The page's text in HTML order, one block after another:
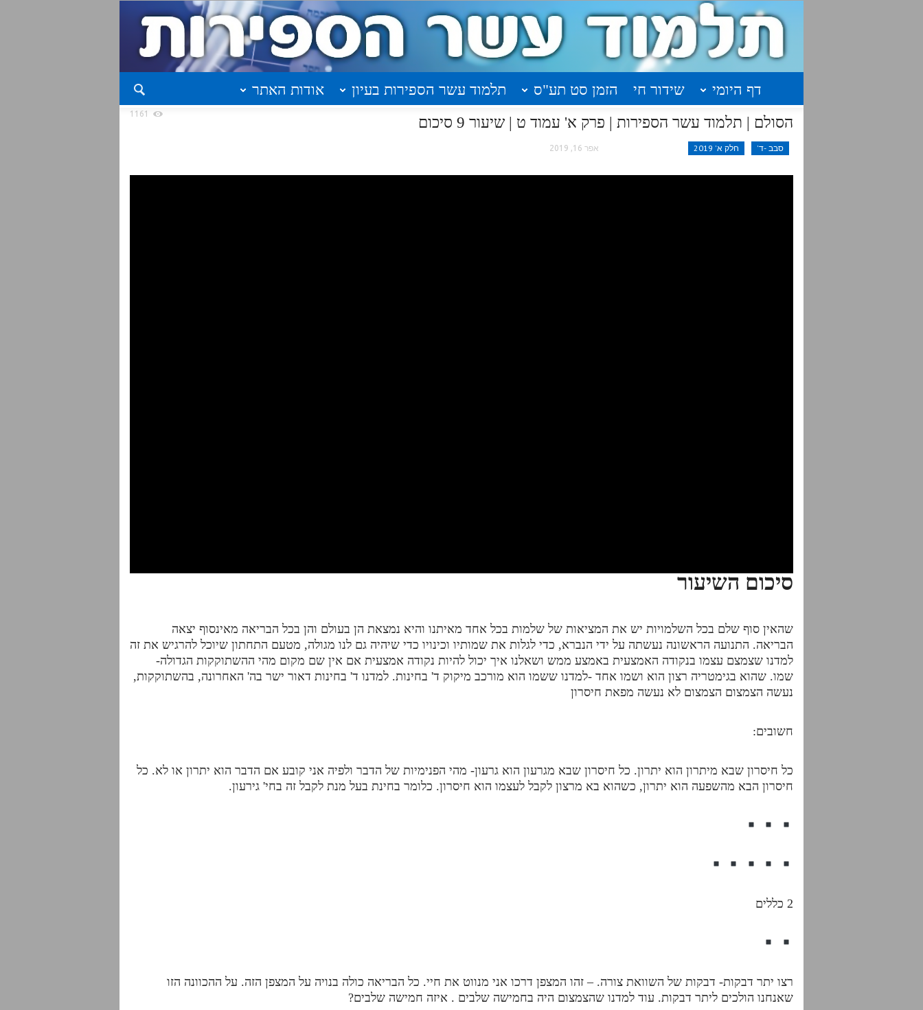
דף היומי שידור חי הזמן סט תע"ס תלמוד עשר הספירות בעיון
אודות האתר
הסולם | תלמוד עשר הספירות | פרק א' עמוד ט | שיעור 9 סיכום
סבב -ד' חלק א' 2019 אפר 16, 2019
1161
סיכום השיעור
שהאין סוף שלם בכל השלמויות יש את המציאות של שלמות בכל אחד מאיתנו והיא נמצאת הן בעולם והן בכל הבריאה מאינסוף יצאה
הבריאה. התנועה הראשונה נעשתה על ידי הנברא, כדי לגלות את שמותיו וכינויו כדי שיהיה גם לנו מגולה, מטעם התחתון שיוכל להרגיש את זה
למדנו שצמצם עצמו בנקודה האמצעית באמצע ממש ושאלנו איך יכול להיות נקודה אמצעית אם אין שם מקום מהי ההשתוקקות הגדולה-
שמו. שהוא בגימטריה רצון הוא ושמו אחד -למדנו ששמו הוא מורכב מיקוק ד' בחינות. למדנו ד' בחינות דאור ישר בה' האחרונה, בהשתוקקות,
נעשה הצמצום הצמצום לא נעשה מפאת חיסרון
חשובים:
כל חיסרון שבא מיתרון הוא יתרון. כל חיסרון שבא מגרעון הוא גרעון- מהי הפנימיות של הדבר ולפיה אני קובע אם הדבר הוא יתרון או לא. כל
חיסרון הבא מהשפעה הוא יתרון, כשהוא בא מרצון לקבל לעצמו הוא חיסרון. כלומר בחינת בעל מנת לקבל זה בחי' גירעון.
2 כללים
רצו יתר דבקות- דבקות של השוואת צורה. – זהו המצפן דרכו אני מנווט את חיי. כל הבריאה כולה בנויה על המצפן הזה. על ההכוונה הזו
שאנחנו הולכים ליתר דבקות. עוד למדנו שהצמצום היה בחמישה שלבים . איזה חמישה שלבים?